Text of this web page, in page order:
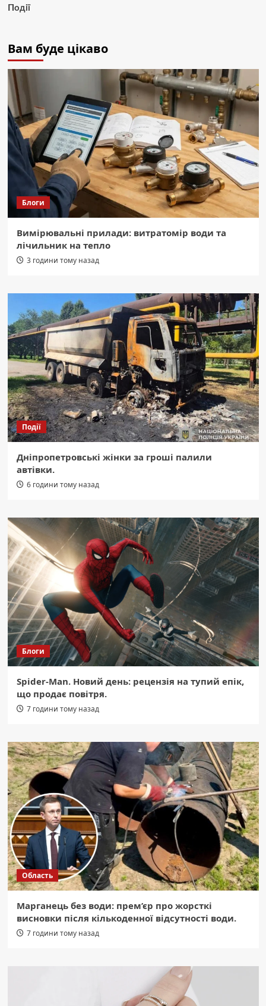
Події
Вам буде цікаво
Блоги
Вимірювальні прилади: витратомір води та
лічильник на тепло
3 години тому назад
Події
Дніпропетровські жінки за гроші палили
автівки.
6 години тому назад
Блоги
Spider-Man. Новий день: рецензія на тупий епік,
що продає повітря.
7 години тому назад
Область
Марганець без води: прем’єр про жорсткі
висновки після кількоденної відсутності води.
7 години тому назад